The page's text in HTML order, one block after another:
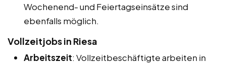
Wochenend- und Feiertagseinsätze sind
ebenfalls möglich.
Vollzeitjobs in Riesa
Arbeitszeit: Vollzeitbeschäftigte arbeiten in